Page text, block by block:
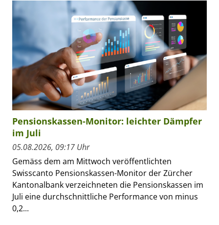
Pensionskassen-Monitor: leichter Dämpfer
im Juli
05.08.2026, 09:17 Uhr
Gemäss dem am Mittwoch veröffentlichten
Swisscanto Pensionskassen-Monitor der Zürcher
Kantonalbank verzeichneten die Pensionskassen im
Juli eine durchschnittliche Performance von minus
0,2...